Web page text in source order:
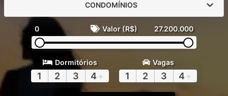
CONDOMÍNIOS
0 Valor (R$) 27.200.000
Dormitórios
1 2 3 4 +
Vagas
1 2 3 4 +